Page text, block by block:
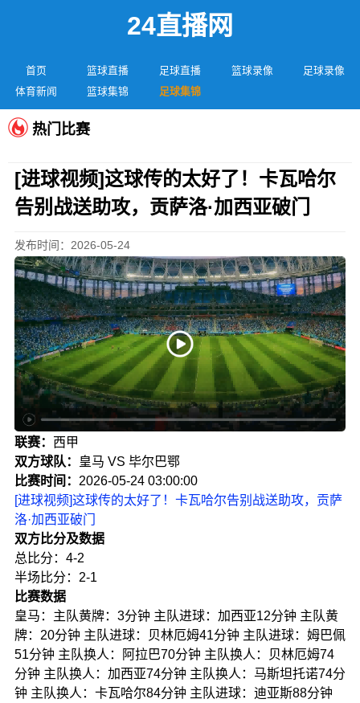
24直播网
首页 篮球直播 足球直播 篮球录像
足球录像
体育新闻
篮球集锦 足球集锦
热门比赛
[进球视频]这球传的太好了！卡瓦哈尔
告别战送助攻，贡萨洛·加西亚破门
发布时间：2026-05-24
联赛： 西甲
双方球队：
皇马 VS 毕尔巴鄂
比赛时间： 2026-05-24 03:00:00
[进球视频]这球传的太好了！卡瓦哈尔告别战送助攻，贡萨
洛·加西亚破门
双方比分及数据
总比分：4-2
半场比分：2-1
比赛数据
皇马：主队黄牌：3分钟 主队进球：加西亚12分钟 主队黄
牌：20分钟 主队进球：贝林厄姆41分钟 主队进球：姆巴佩
51分钟 主队换人：阿拉巴70分钟 主队换人：贝林厄姆74
分钟 主队换人：加西亚74分钟 主队换人：马斯坦托诺74分
钟 主队换人：卡瓦哈尔84分钟 主队进球：迪亚斯88分钟